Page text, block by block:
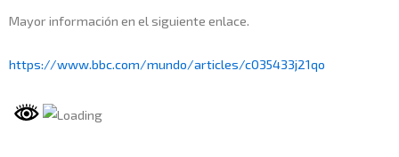
Mayor información en el siguiente enlace.
https://www.bbc.com/mundo/articles/c035433j21qo